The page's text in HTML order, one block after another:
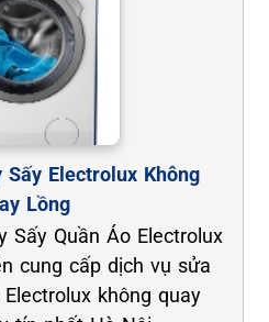
Electrolux Không
Lồng
Sấy Quần Áo Electrolux
cung cấp dịch vụ sửa
không quay